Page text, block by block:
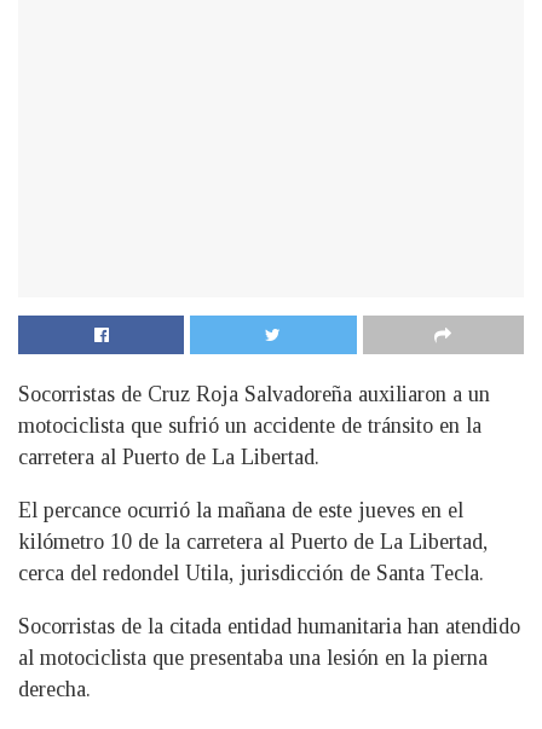
Socorristas de Cruz Roja Salvadoreña auxiliaron a un
motociclista que sufrió un accidente de tránsito en la
carretera al Puerto de La Libertad.
El percance ocurrió la mañana de este jueves en el
kilómetro 10 de la carretera al Puerto de La Libertad,
cerca del redondel Utila, jurisdicción de Santa Tecla.
Socorristas de la citada entidad humanitaria han atendido
al motociclista que presentaba una lesión en la pierna
derecha.